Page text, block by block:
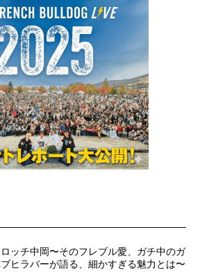
ロッチ中岡〜そのフレブル愛、ガチ中のガ
ヒラバーが語る、細かすぎる魅力とは〜